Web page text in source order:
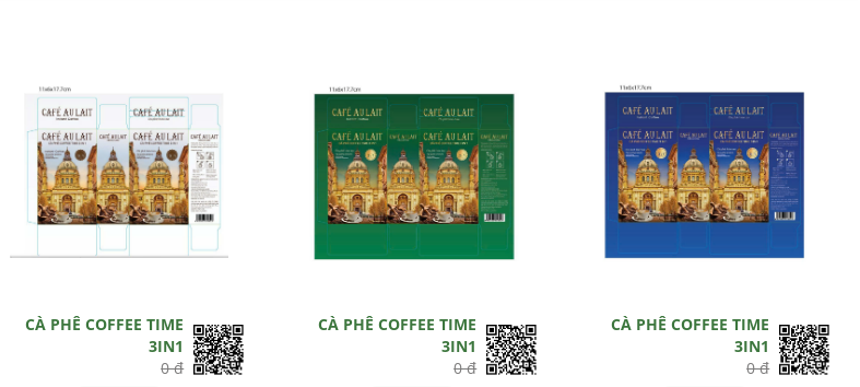
CÀ PHÊ COFFEE TIME
3IN1
0 đ
CÀ PHÊ COFFEE TIME
3IN1
0 đ
CÀ PHÊ COFFEE TIME
3IN1
0 đ